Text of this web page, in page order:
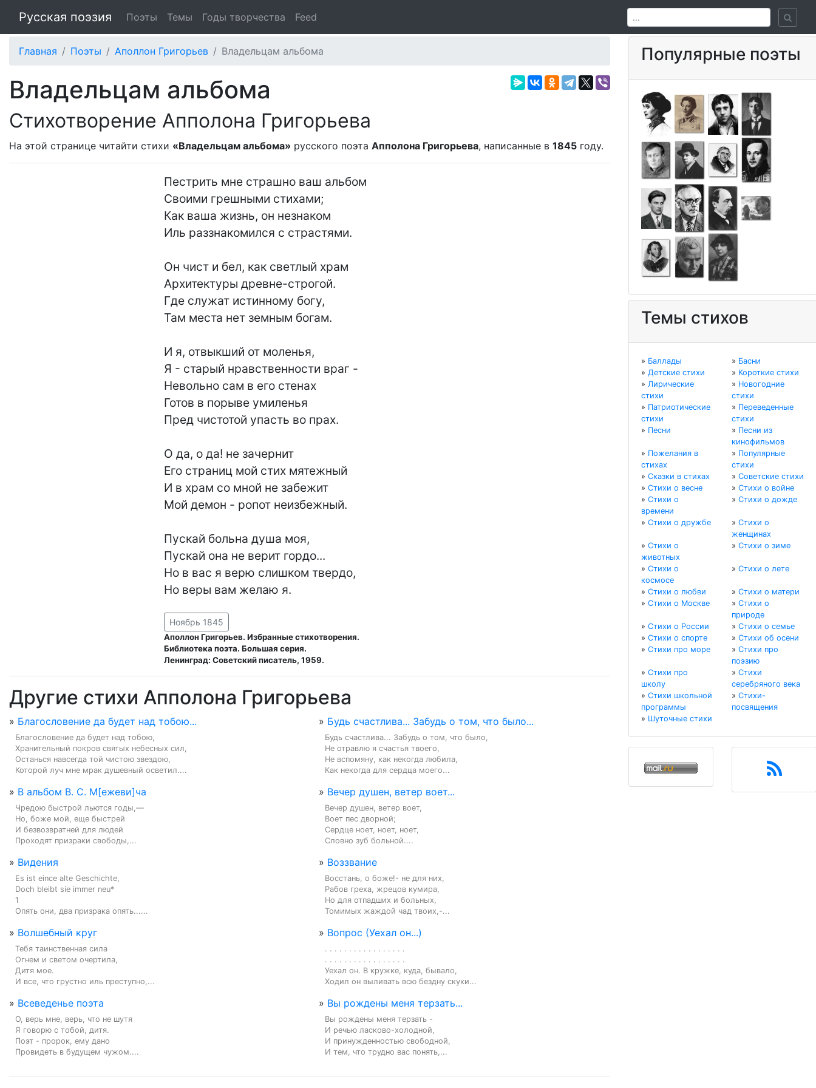
Русская поэзия Поэты Темы Годы творчества Feed
Главная Поэты Аполлон Григорьев Владельцам альбома
Владельцам альбома
Стихотворение Апполона Григорьева
На этой странице читайти стихи «Владельцам альбома» русского поэта Апполона Григорьева, написанные в 1845 году.
Пестрить мне страшно ваш альбом
Своими грешными стихами;
Как ваша жизнь, он незнаком
Иль раззнакомился с страстями.
Он чист и бел, как светлый храм
Архитектуры древне-строгой.
Где служат истинному богу,
Там места нет земным богам.
И я, отвыкший от моленья,
Я - старый нравственности враг -
Невольно сам в его стенах
Готов в порыве умиленья
Пред чистотой упасть во прах.
О да, о да! не зачернит
Его страниц мой стих мятежный
И в храм со мной не забежит
Мой демон - ропот неизбежный.
Пускай больна душа моя,
Пускай она не верит гордо...
Но в вас я верю слишком твердо,
Но веры вам желаю я.
Ноябрь 1845
Аполлон Григорьев. Избранные стихотворения.
Библиотека поэта. Большая серия.
Ленинград: Советский писатель, 1959.
Другие стихи Апполона Григорьева
» Благословение да будет над тобою...
Благословение да будет над тобою,
Хранительный покров святых небесных сил,
Останься навсегда той чистою звездою,
Которой луч мне мрак душевный осветил....
» Будь счастлива... Забудь о том, что было...
Будь счастлива... Забудь о том, что было,
Не отравлю я счастья твоего,
Не вспомяну, как некогда любила,
Как некогда для сердца моего...
» В альбом В. С. М[ежеви]ча
Чредою быстрой льются годы,—
Но, боже мой, еще быстрей
И безвозвратней для людей
Проходят призраки свободы,...
» Вечер душен, ветер воет...
Вечер душен, ветер воет,
Воет пес дворной;
Сердце ноет, ноет, ноет,
Словно зуб больной....
» Видения
Es ist eince alte Geschichte,
Doch bleibt sie immer neu*
1
Опять они, два призрака опять......
» Воззвание
Восстань, о боже!- не для них,
Рабов греха, жрецов кумира,
Но для отпадших и больных,
Томимых жаждой чад твоих,-...
» Волшебный круг
Тебя таинственная сила
Огнем и светом очертила,
Дитя мое.
И все, что грустно иль преступно,...
» Вопрос (Уехал он...)
. . . . . . . . . . . . . . . . .
. . . . . . . . . . . . . . . . .
Уехал он. В кружке, куда, бывало,
Ходил он выливать всю бездну скуки...
» Всеведенье поэта
О, верь мне, верь, что не шутя
Я говорю с тобой, дитя.
Поэт - пророк, ему дано
Провидеть в будущем чужом....
» Вы рождены меня терзать...
Вы рождены меня терзать -
И речью ласково-холодной,
И принужденностью свободной,
И тем, что трудно вас понять,...
Популярные поэты
Темы стихов
» Баллады » Басни
» Детские стихи » Короткие стихи
» Лирические
стихи
» Новогодние
стихи
» Патриотические
стихи
» Переведенные
стихи
» Песни » Песни из
кинофильмов
» Пожелания в
стихах
» Популярные
стихи
» Сказки в стихах » Советские стихи
» Стихи о весне » Стихи о войне
» Стихи о
времени
» Стихи о дожде
» Стихи о дружбе » Стихи о
женщинах
» Стихи о
животных
» Стихи о зиме
» Стихи о
космосе
» Стихи о лете
» Стихи о любви » Стихи о матери
» Стихи о Москве » Стихи о
природе
» Стихи о России » Стихи о семье
» Стихи о спорте » Стихи об осени
» Стихи про море » Стихи про
поэзию
» Стихи про
школу
» Стихи
серебряного века
» Стихи школьной
программы
» Стихи-
посвящения
» Шуточные стихи